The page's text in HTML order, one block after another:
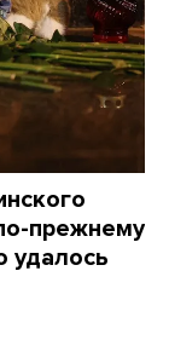
прежнему
удалось